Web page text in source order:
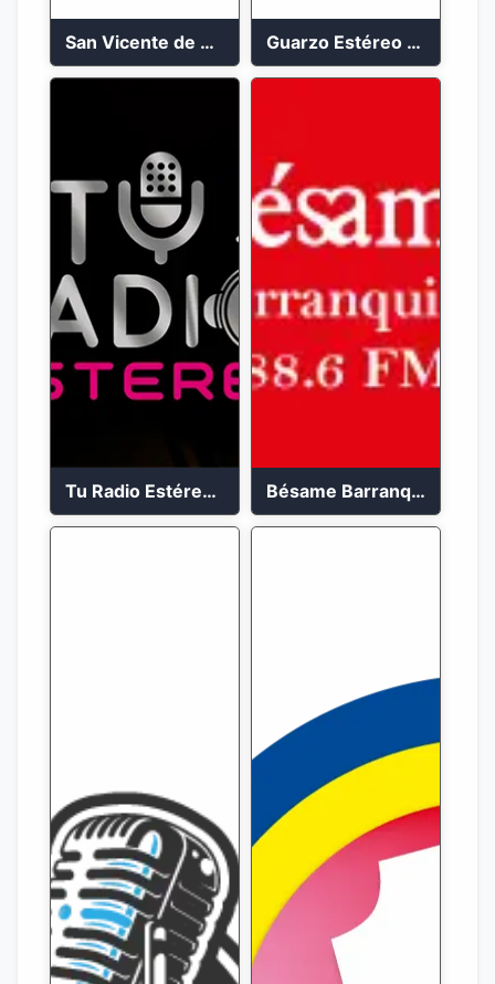
San Vicente de Chucuri 91.2 FM Guarzo Estéreo 24/7
Tu Radio Estéreo 24/7 Bésame Barranquilla en vivo 88.6 FM